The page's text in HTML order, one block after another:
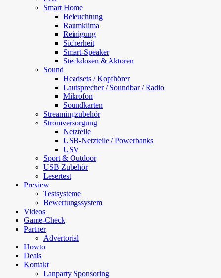
Smart Home
Beleuchtung
Raumklima
Reinigung
Sicherheit
Smart-Speaker
Steckdosen & Aktoren
Sound
Headsets / Kopfhörer
Lautsprecher / Soundbar / Radio
Mikrofon
Soundkarten
Streamingzubehör
Stromversorgung
Netzteile
USB-Netzteile / Powerbanks
USV
Sport & Outdoor
USB Zubehör
Lesertest
Preview
Testsysteme
Bewertungssystem
Videos
Game-Check
Partner
Advertorial
Howto
Deals
Kontakt
Lanparty Sponsoring